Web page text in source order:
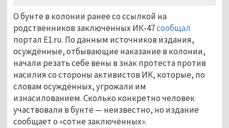
О бунте в колонии ранее со ссылкой на
родственников заключённых ИК-47сообщал
портал E1.ru. По данным источников издания,
осуждённые, отбывающие наказание в колонии,
начали резать себе вены в знак протеста против
насилия со стороны активистов ИК, которые, по
словам осуждённых, угрожали им
изнасилованием. Сколько конкретно человек
участвовали в бунте — неизвестно, но издание
сообщает о «сотне заключённых».